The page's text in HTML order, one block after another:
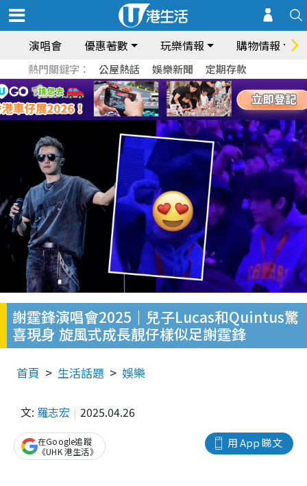
演唱會 優惠著數 玩樂情報 購物情報
熱門關鍵字： 公屋熱話 娛樂新聞 定期存款
謝霆鋒演唱會2025｜兒子Lucas和Quintus驚
喜現身 旋風式成長靚仔樣似足謝霆鋒
首頁 生活話題 娛樂
文: 羅志宏 2025.04.26
用 App 睇文
在Google追蹤
《UHK 港生活》